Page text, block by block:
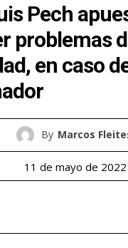
Pech
problemas
en caso
By Marcos
11 de mayo de 2022